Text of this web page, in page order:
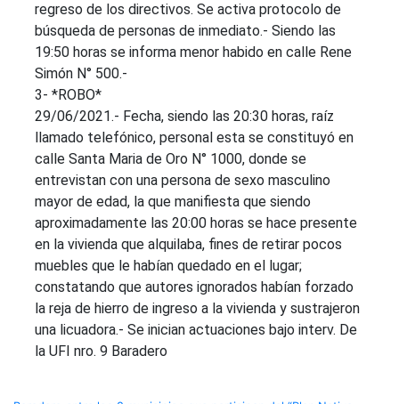
regreso de los directivos. Se activa protocolo de
búsqueda de personas de inmediato.- Siendo las
19:50 horas se informa menor habido en calle Rene
Simón N° 500.-
3- *ROBO*
29/06/2021.- Fecha, siendo las 20:30 horas, raíz
llamado telefónico, personal esta se constituyó en
calle Santa Maria de Oro N° 1000, donde se
entrevistan con una persona de sexo masculino
mayor de edad, la que manifiesta que siendo
aproximadamente las 20:00 horas se hace presente
en la vivienda que alquilaba, fines de retirar pocos
muebles que le habían quedado en el lugar;
constatando que autores ignorados habían forzado
la reja de hierro de ingreso a la vivienda y sustrajeron
una licuadora.- Se inician actuaciones bajo interv. De
la UFI nro. 9 Baradero